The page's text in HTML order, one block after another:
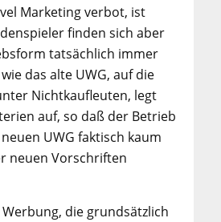
Marketing verbot, ist
finden sich aber
tatsächlich immer
das alte UWG, auf die
Nichtkaufleuten, legt
auf, so daß der Betrieb
UWG faktisch kaum
neuen Vorschriften
die grundsätzlich